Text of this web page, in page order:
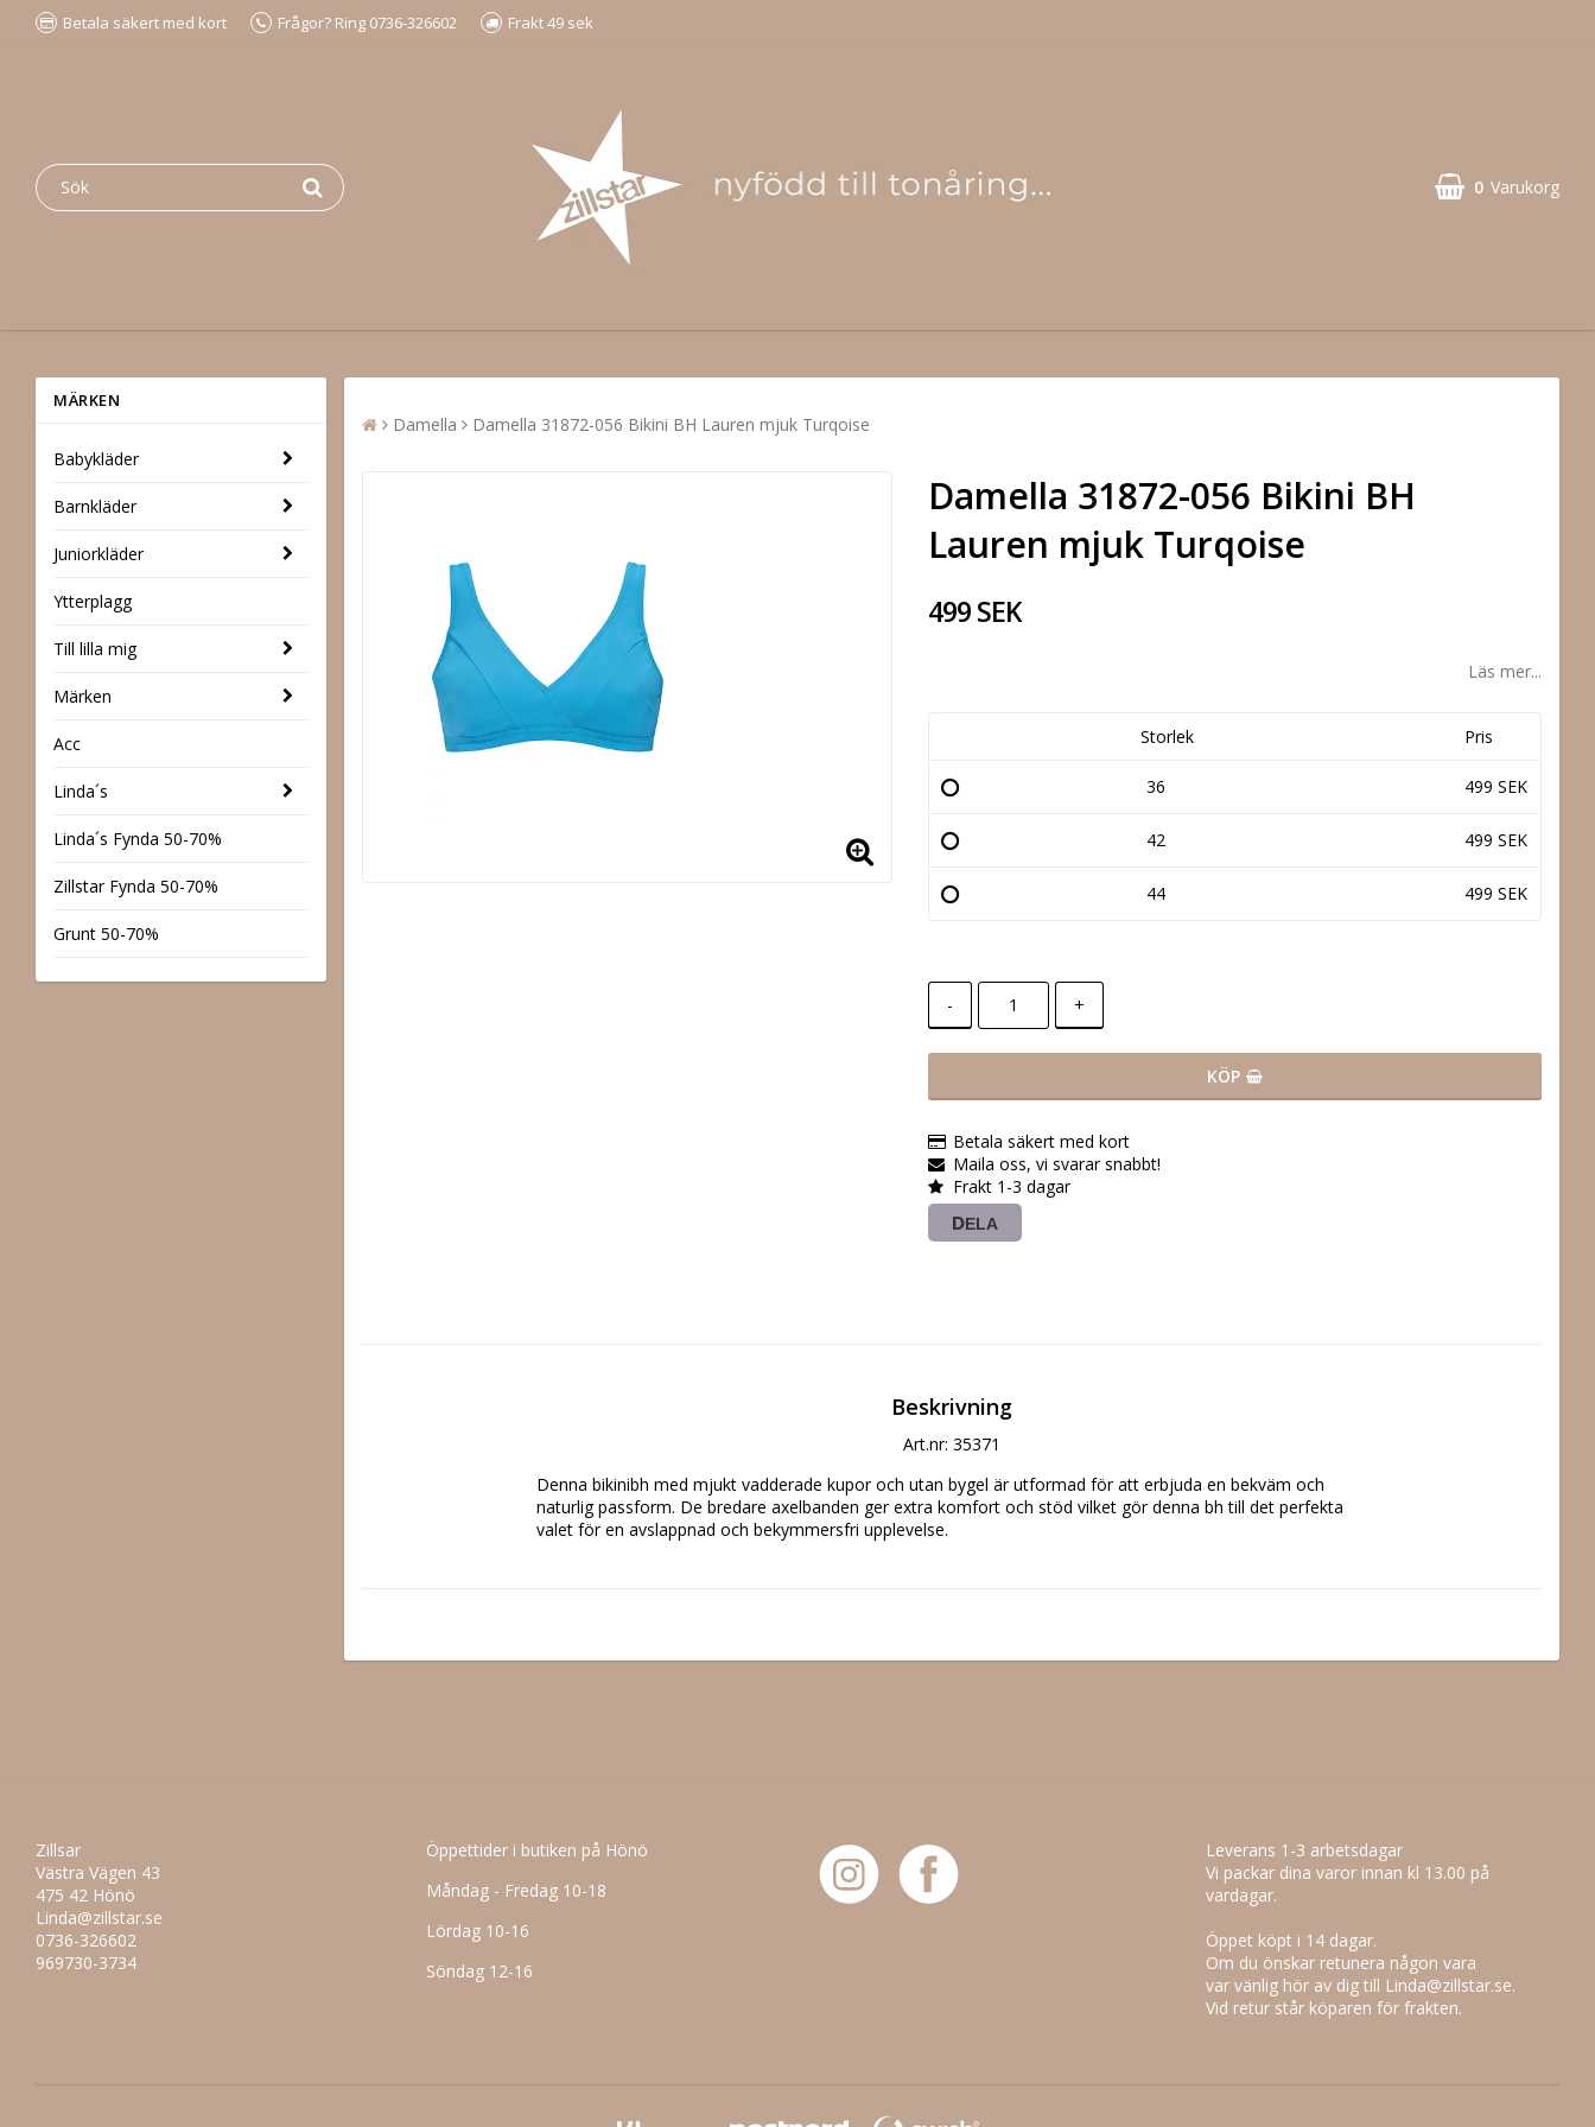
Betala säkert med kort Frågor? Ring 0736-326602 Frakt 49 sek
0 Varukorg
MÄRKEN
Babykläder
Barnkläder
Juniorkläder
Ytterplagg
Till lilla mig
Märken
Acc
Linda´s
Linda´s Fynda 50-70%
Zillstar Fynda 50-70%
Grunt 50-70%
Damella Damella 31872-056 Bikini BH Lauren mjuk Turqoise
Damella 31872-056 Bikini BH
Lauren mjuk Turqoise
499 SEK
Läs mer...
Storlek Pris
36 499 SEK
42 499 SEK
44 499 SEK
- +
KÖP
Betala säkert med kort
Maila oss, vi svarar snabbt!
Frakt 1-3 dagar
DELA
Beskrivning
Art.nr: 35371
Denna bikinibh med mjukt vadderade kupor och utan bygel är utformad för att erbjuda en bekväm och
naturlig passform. De bredare axelbanden ger extra komfort och stöd vilket gör denna bh till det perfekta
Zillsar
Västra Vägen 43
475 42 Hönö
Linda@zillstar.se
0736-326602
969730-3734
Öppettider i butiken på Hönö
Måndag - Fredag 10-18
Lördag 10-16
Söndag 12-16
Leverans 1-3 arbetsdagar
Vi packar dina varor innan kl 13.00 på
vardagar.
Öppet köpt i 14 dagar.
Om du önskar retunera någon vara
var vänlig hör av dig till Linda@zillstar.se.
Vid retur står köparen för frakten.